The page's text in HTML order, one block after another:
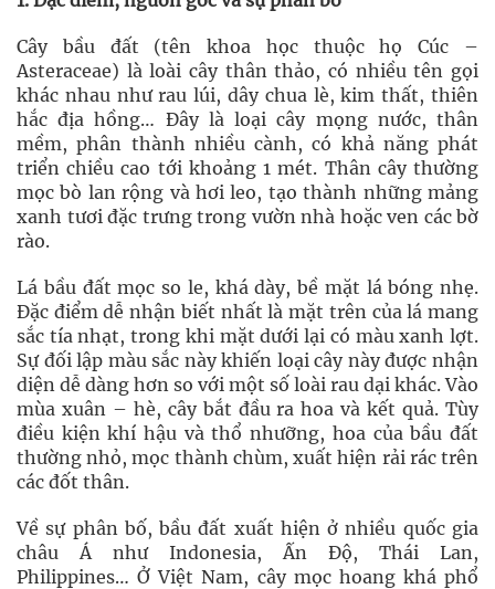
Cây bầu đất (tên khoa học thuộc họ Cúc –
Asteraceae) là loài cây thân thảo, có nhiều tên gọi
khác nhau như rau lúi, dây chua lè, kim thất, thiên
hắc địa hồng… Đây là loại cây mọng nước, thân
mềm, phân thành nhiều cành, có khả năng phát
triển chiều cao tới khoảng 1 mét. Thân cây thường
mọc bò lan rộng và hơi leo, tạo thành những mảng
xanh tươi đặc trưng trong vườn nhà hoặc ven các bờ
rào.
Lá bầu đất mọc so le, khá dày, bề mặt lá bóng nhẹ.
Đặc điểm dễ nhận biết nhất là mặt trên của lá mang
sắc tía nhạt, trong khi mặt dưới lại có màu xanh lợt.
Sự đối lập màu sắc này khiến loại cây này được nhận
diện dễ dàng hơn so với một số loài rau dại khác. Vào
mùa xuân – hè, cây bắt đầu ra hoa và kết quả. Tùy
điều kiện khí hậu và thổ nhưỡng, hoa của bầu đất
thường nhỏ, mọc thành chùm, xuất hiện rải rác trên
các đốt thân.
Về sự phân bố, bầu đất xuất hiện ở nhiều quốc gia
châu Á như Indonesia, Ấn Độ, Thái Lan,
Philippines… Ở Việt Nam, cây mọc hoang khá phổ